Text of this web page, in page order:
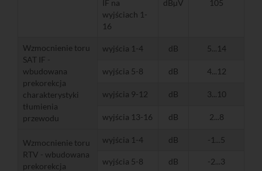
IF na
wyjściach 1-
16
dBµV 105
Wzmocnienie toru
SAT IF -
wbudowana
prekorekcja
charakterystyki
tłumienia
przewodu
wyjścia 1-4 dB 5...14
wyjścia 5-8 dB 4...12
wyjścia 9-12 dB 3...10
wyjścia 13-16 dB 2...8
Wzmocnienie toru
RTV - wbudowana
prekorekcja
wyjścia 1-4 dB -1...5
wyjścia 5-8 dB -2...3